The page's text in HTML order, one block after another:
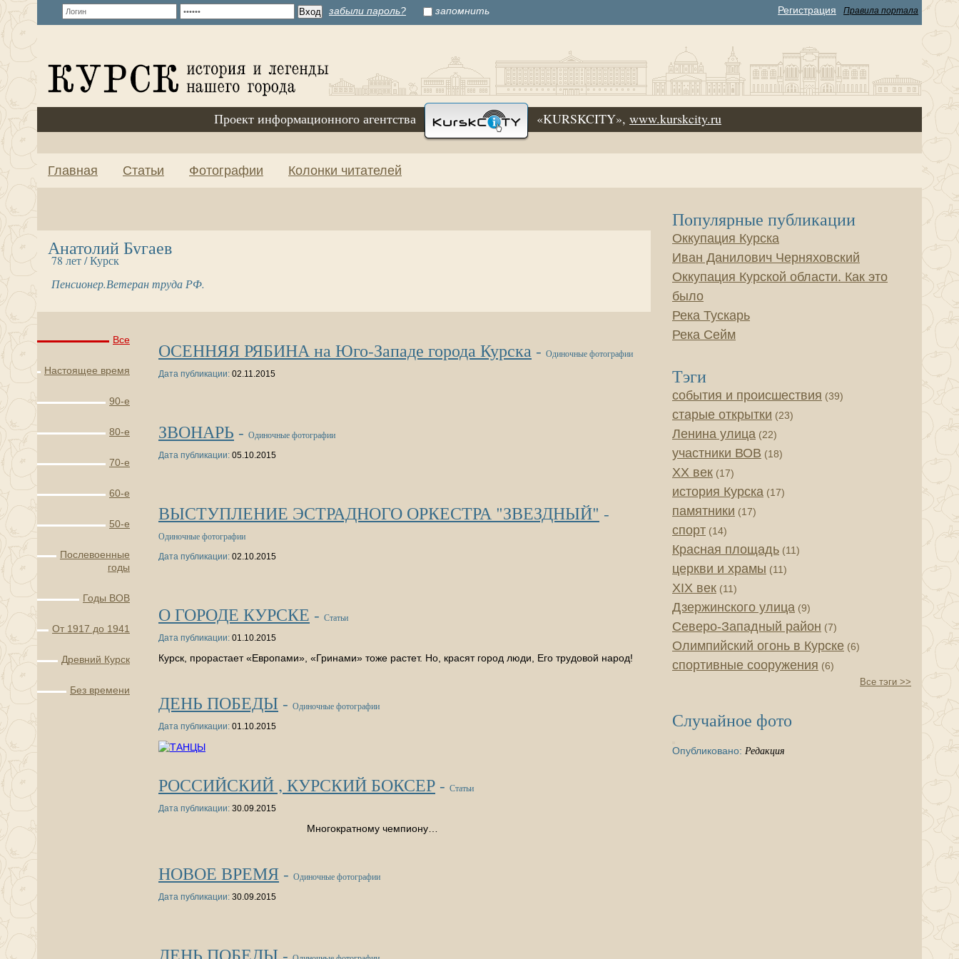
забыли пароль? запомнить Регистрация Правила портала
Проект информационного агентства «KURSKCITY», www.kurskcity.ru
Главная Статьи Фотографии Колонки читателей
Анатолий Бугаев
78 лет / Курск
Пенсионер.Ветеран труда РФ.
Все
Настоящее время
90-е
80-е
70-е
60-е
50-е
Послевоенные
годы
Годы ВОВ
От 1917 до 1941
Древний Курск
Без времени
ОСЕННЯЯ РЯБИНА на Юго-Западе города Курска - Одиночные фотографии
Дата публикации: 02.11.2015
ЗВОНАРЬ - Одиночные фотографии
Дата публикации: 05.10.2015
ВЫСТУПЛЕНИЕ ЭСТРАДНОГО ОРКЕСТРА "ЗВЕЗДНЫЙ" -
Одиночные фотографии
Дата публикации: 02.10.2015
О ГОРОДЕ КУРСКЕ - Статьи
Дата публикации: 01.10.2015
Курск, прорастает «Европами», «Гринами» тоже растет. Но, красят город люди, Его трудовой народ!
ДЕНЬ ПОБЕДЫ - Одиночные фотографии
Дата публикации: 01.10.2015
РОССИЙСКИЙ , КУРСКИЙ БОКСЕР - Статьи
Дата публикации: 30.09.2015
Многократному чемпиону…
НОВОЕ ВРЕМЯ - Одиночные фотографии
Дата публикации: 30.09.2015
Популярные публикации
Оккупация Курска
Иван Данилович Черняховский
Оккупация Курской области. Как это
было
Река Тускарь
Река Сейм
Тэги
события и происшествия (39)
старые открытки (23)
Ленина улица (22)
участники ВОВ (18)
XX век (17)
история Курска (17)
памятники (17)
спорт (14)
Красная площадь (11)
церкви и храмы (11)
XIX век (11)
Дзержинского улица (9)
Северо-Западный район (7)
Олимпийский огонь в Курске (6)
спортивные сооружения (6)
Все тэги >>
Случайное фото
Опубликовано: Редакция